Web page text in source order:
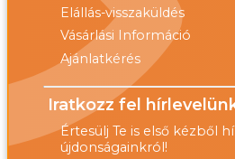
Elállás-visszaküldés
Vásárlási Információ
Ajánlatkérés
Iratkozz fel
Értesülj Te is első kézből
újdonságainkról!